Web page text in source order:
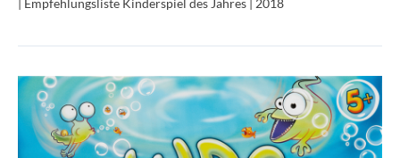
| Empfehlungsliste Kinderspiel des Jahres | 2018